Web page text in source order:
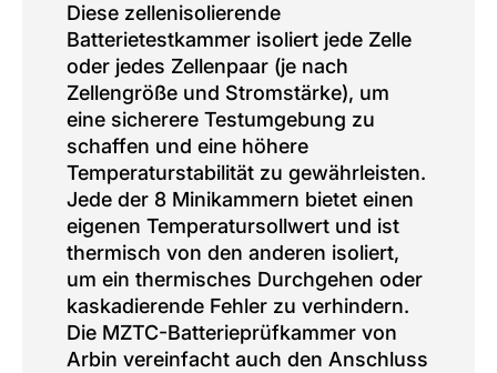
Diese zellenisolierende
Batterietestkammer isoliert jede Zelle
oder jedes Zellenpaar (je nach
Zellengröße und Stromstärke), um
eine sicherere Testumgebung zu
schaffen und eine höhere
Temperaturstabilität zu gewährleisten.
Jede der 8 Minikammern bietet einen
eigenen Temperatursollwert und ist
thermisch von den anderen isoliert,
um ein thermisches Durchgehen oder
kaskadierende Fehler zu verhindern.
Die MZTC-Batterieprüfkammer von
Arbin vereinfacht auch den Anschluss